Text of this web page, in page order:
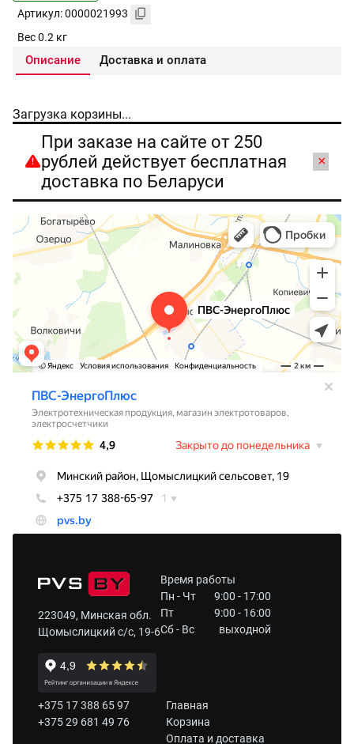
Артикул: 0000021993
Вес 0.2 кг
Описание Доставка и оплата
Загрузка корзины...
При заказе на сайте от 250
рублей действует бесплатная
доставка по Беларуси
×
223049, Минская обл.
Щомыслицкий с/с, 19-6
Время работы
Пн - Чт
9:00 - 17:00
Пт
9:00 - 16:00
Сб - Вс
выходной
+375 17 388 65 97
+375 29 681 49 76
Главная
Корзина
Оплата и доставка